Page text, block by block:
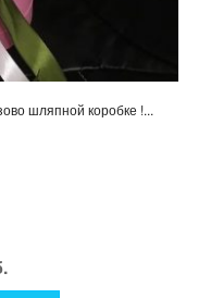
шляпной коробке !...